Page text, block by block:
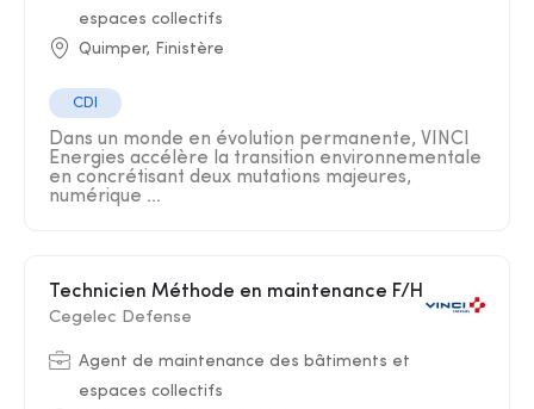
espaces collectifs
Quimper, Finistère
CDI
Dans un monde en évolution permanente, VINCI
Energies accélère la transition environnementale
en concrétisant deux mutations majeures,
numérique ...
Technicien Méthode en maintenance F/H
Cegelec Defense
Agent de maintenance des bâtiments et
espaces collectifs